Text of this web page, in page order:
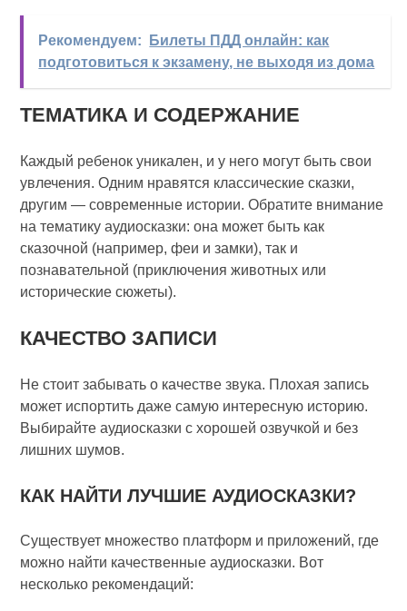
Рекомендуем:
Билеты ПДД онлайн: как
подготовиться к экзамену, не выходя из дома
ТЕМАТИКА И СОДЕРЖАНИЕ
Каждый ребенок уникален, и у него могут быть свои
увлечения. Одним нравятся классические сказки,
другим — современные истории. Обратите внимание
на тематику аудиосказки: она может быть как
сказочной (например, феи и замки), так и
познавательной (приключения животных или
исторические сюжеты).
КАЧЕСТВО ЗАПИСИ
Не стоит забывать о качестве звука. Плохая запись
может испортить даже самую интересную историю.
Выбирайте аудиосказки с хорошей озвучкой и без
лишних шумов.
КАК НАЙТИ ЛУЧШИЕ АУДИОСКАЗКИ?
Существует множество платформ и приложений, где
можно найти качественные аудиосказки. Вот
несколько рекомендаций: